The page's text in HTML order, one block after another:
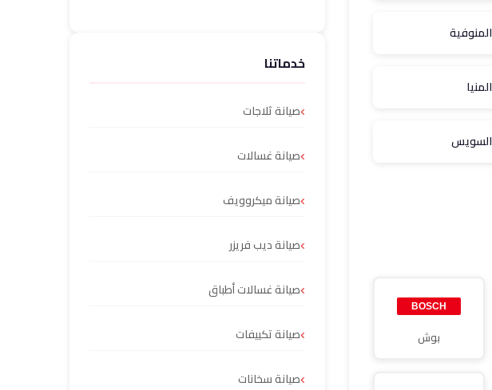
المنوفية
المنيا
السويس
بوش
خدماتنا
صيانة ثلاجات
صيانة غسالات
صيانة ميكروويف
صيانة ديب فريزر
صيانة غسالات أطباق
صيانة تكييفات
صيانة سخانات